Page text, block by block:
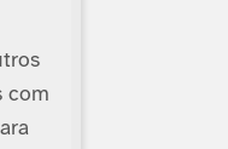
com